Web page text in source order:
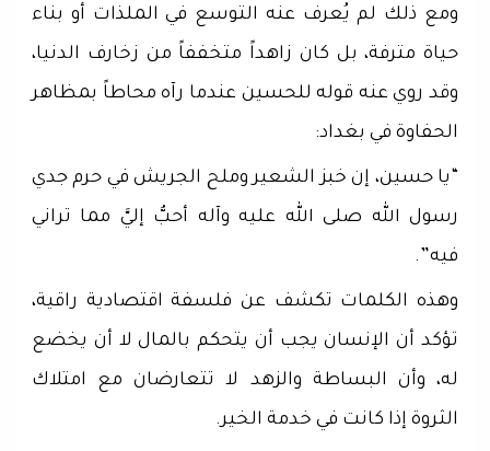
ومع ذلك لم يُعرف عنه التوسع في الملذات أو بناء
حياة مترفة، بل كان زاهداً متخففاً من زخارف الدنيا،
وقد روي عنه قوله للحسين عندما رآه محاطاً بمظاهر
الحفاوة في بغداد:
“يا حسين، إن خبز الشعير وملح الجريش في حرم جدي
رسول الله صلى الله عليه وآله أحبُّ إليَّ مما تراني
فيه”.
وهذه الكلمات تكشف عن فلسفة اقتصادية راقية،
تؤكد أن الإنسان يجب أن يتحكم بالمال لا أن يخضع
له، وأن البساطة والزهد لا تتعارضان مع امتلاك
الثروة إذا كانت في خدمة الخير.